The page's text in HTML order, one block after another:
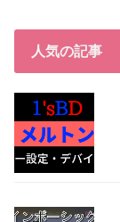
人気の記事